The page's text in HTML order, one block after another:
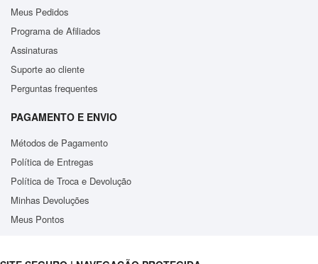
Meus Pedidos
Programa de Afiliados
Assinaturas
Suporte ao cliente
Perguntas frequentes
PAGAMENTO E ENVIO
Métodos de Pagamento
Política de Entregas
Política de Troca e Devolução
Minhas Devoluções
Meus Pontos